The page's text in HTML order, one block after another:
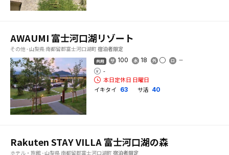
AWAUMI 富士河口湖リゾート
その他 - 山梨県 南都留郡富士河口湖町宿泊者限定
共用 100 18
-
本日定休日 日曜日
イキタイ 63 サ活 40
Rakuten STAY VILLA 富士河口湖の森
ホテル・旅館 - 山梨県 南都留郡富士河口湖町宿泊者限定